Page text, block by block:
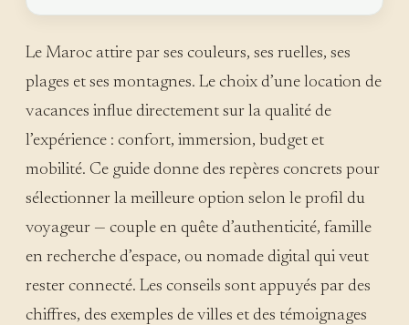
Le Maroc attire par ses couleurs, ses ruelles, ses
plages et ses montagnes. Le choix d’une location de
vacances influe directement sur la qualité de
l’expérience : confort, immersion, budget et
mobilité. Ce guide donne des repères concrets pour
sélectionner la meilleure option selon le profil du
voyageur — couple en quête d’authenticité, famille
en recherche d’espace, ou nomade digital qui veut
rester connecté. Les conseils sont appuyés par des
chiffres, des exemples de villes et des témoignages